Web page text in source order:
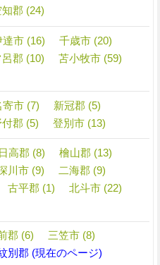
知郡 (24)
達市 (16)
千歳市 (20)
郡 (10)
苫小牧市 (59)
寄市 (7)
新冠郡 (5)
付郡 (5) 登別市 (13)
日高郡 (8)
檜山郡 (13)
川市 (9)
二海郡 (9)
古平郡 (1)
北斗市 (22)
郡 (6)
三笠市 (8)
別郡 (現在のページ)